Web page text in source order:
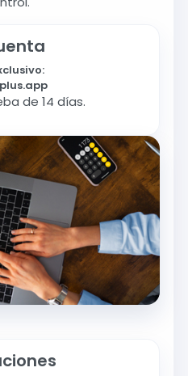
de 14 días.